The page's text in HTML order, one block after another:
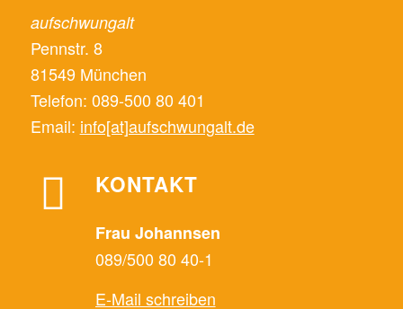
aufschwungalt
Pennstr. 8
81549 München
Telefon: 089-500 80 401
Email: info[at]aufschwungalt.de
KONTAKT
Frau Johannsen
089/500 80 40-1
E-Mail schreiben